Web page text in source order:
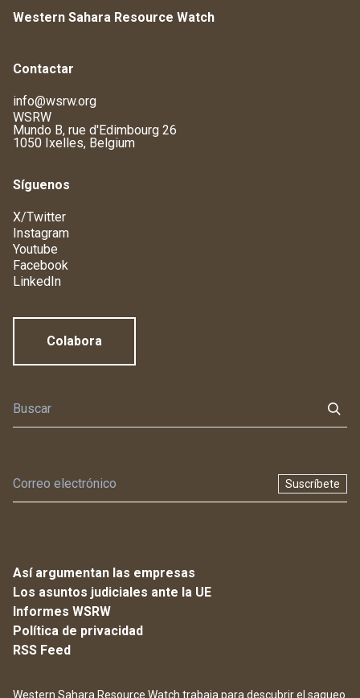
Western Sahara Resource Watch
Contactar
info@wsrw.org
WSRW
Mundo B, rue d'Edimbourg 26
1050 Ixelles, Belgium
Síguenos
X/Twitter
Instagram
Youtube
Facebook
LinkedIn
Colabora
Suscríbete
Así argumentan las empresas
Los asuntos judiciales ante la UE
Informes WSRW
Política de privacidad
RSS Feed
Western Sahara Resource Watch trabaja para descubrir el saqueo